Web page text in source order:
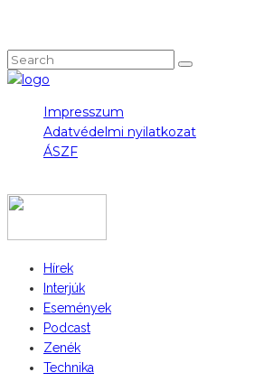
Impresszum
Adatvédelmi nyilatkozat
ÁSZF
Hírek
Interjúk
Események
Podcast
Zenék
Technika